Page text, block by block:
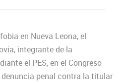
en Nueva Leona, el
integrante de la
el PES, en el Congreso
penal contra la titular